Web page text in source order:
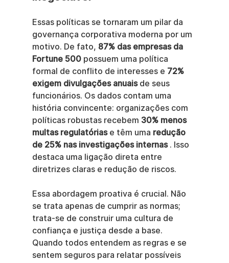
Essas políticas se tornaram um pilar da
governança corporativa moderna por um
motivo. De fato, 87% das empresas da
Fortune 500 possuem uma política
formal de conflito de interesses e 72%
exigem divulgações anuais de seus
funcionários. Os dados contam uma
história convincente: organizações com
políticas robustas recebem 30% menos
multas regulatórias e têm uma redução
de 25% nas investigações internas . Isso
destaca uma ligação direta entre
diretrizes claras e redução de riscos.
Essa abordagem proativa é crucial. Não
se trata apenas de cumprir as normas;
trata-se de construir uma cultura de
confiança e justiça desde a base.
Quando todos entendem as regras e se
sentem seguros para relatar possíveis